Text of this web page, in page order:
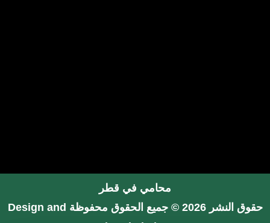
محامي في قطر
حقوق النشر 2026 © جميع الحقوق محفوظة
Design and